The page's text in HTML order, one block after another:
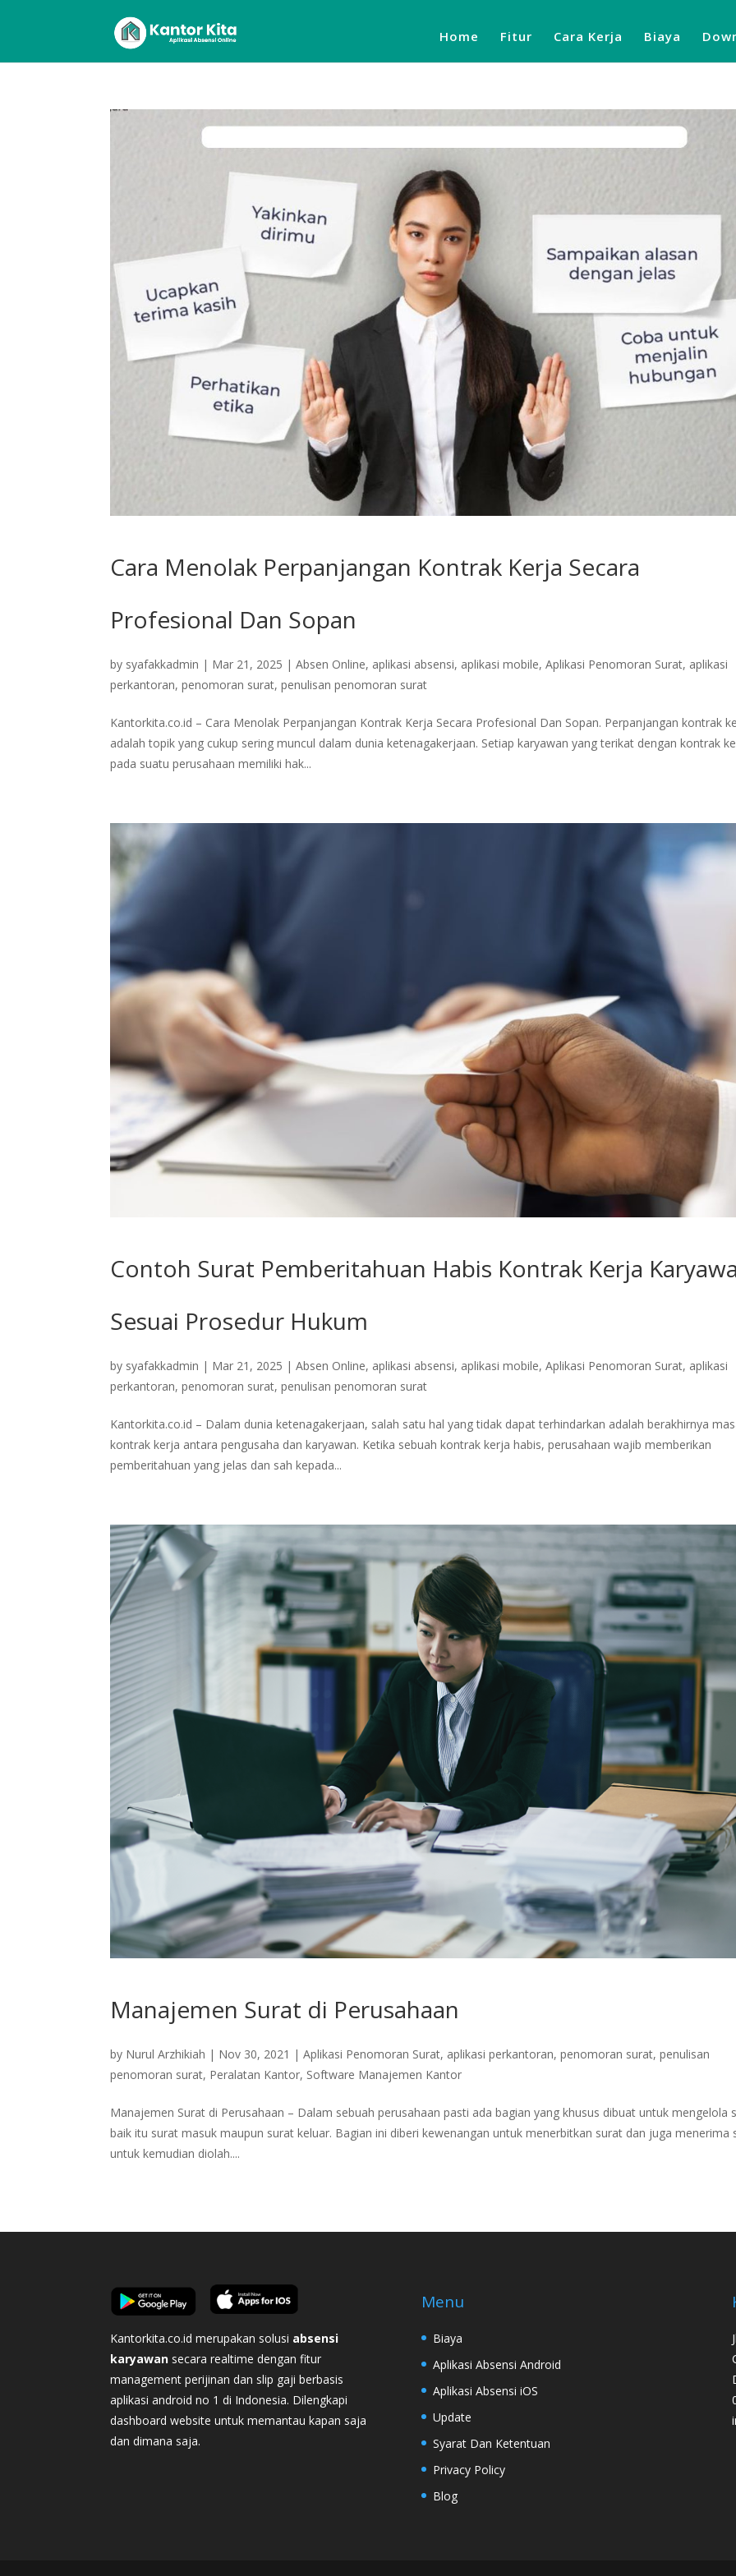
Home Fitur Cara Kerja Biaya
Cara Menolak Perpanjangan Kontrak Kerja Secara
Profesional Dan Sopan
by syafakkadmin | Mar 21, 2025 |Absen Online, aplikasi absensi, aplikasi mobile,Aplikasi Penomoran Surat, aplikasi
perkantoran,penomoran surat,penulisan penomoran surat
Kantorkita.co.id – Cara Menolak Perpanjangan Kontrak Kerja Secara Profesional Dan Sopan. Perpanjangan kontrak
adalah topik yang cukup sering muncul dalam dunia ketenagakerjaan. Setiap karyawan yang terikat dengan kontrak
pada suatu perusahaan memiliki hak...
Contoh Surat Pemberitahuan Habis Kontrak Kerja
Sesuai Prosedur Hukum
by syafakkadmin | Mar 21, 2025 |Absen Online, aplikasi absensi, aplikasi mobile,Aplikasi Penomoran Surat, aplikasi
perkantoran,penomoran surat,penulisan penomoran surat
Kantorkita.co.id – Dalam dunia ketenagakerjaan, salah satu hal yang tidak dapat terhindarkan adalah berakhirnya
kontrak kerja antara pengusaha dan karyawan. Ketika sebuah kontrak kerja habis, perusahaan wajib memberikan
pemberitahuan yang jelas dan sah kepada...
Manajemen Surat di Perusahaan
by Nurul Arzhikiah | Nov 30, 2021 |Aplikasi Penomoran Surat, aplikasi perkantoran,penomoran surat,penulisan
penomoran surat, Peralatan Kantor, Software Manajemen Kantor
Manajemen Surat di Perusahaan – Dalam sebuah perusahaan pasti ada bagian yang khusus dibuat untuk mengelola
baik itu surat masuk maupun surat keluar. Bagian ini diberi kewenangan untuk menerbitkan surat dan juga menerima
untuk kemudian diolah....
Kantorkita.co.id merupakan solusi absensi
karyawan secara realtime dengan fitur
management perijinan dan slip gaji berbasis
aplikasi android no 1 di Indonesia. Dilengkapi
dashboard website untuk memantau kapan saja
dan dimana saja.
Menu
Biaya
Aplikasi Absensi Android
Aplikasi Absensi iOS
Update
Syarat Dan Ketentuan
Privacy Policy
Blog